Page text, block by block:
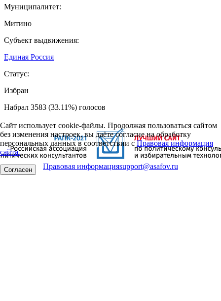
Муниципалитет:
Митино
Субъект выдвижения:
Единая Россия
Статус:
Избран
Набрал 3583 (33.11%) голосов
Сайт использует cookie-файлы. Продолжая пользоваться сайтом
без изменения настроек, вы даёте согласие на обработку
персональных данных в соответствии сПравовая информация
сайта.
Согласен Правовая информацияsupport@asafov.ru